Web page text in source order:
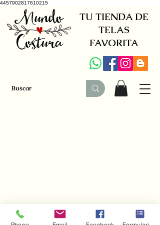
4457902817610215
TU TIENDA DE
TELAS
FAVORITA
+34 941579600 +34 650030142